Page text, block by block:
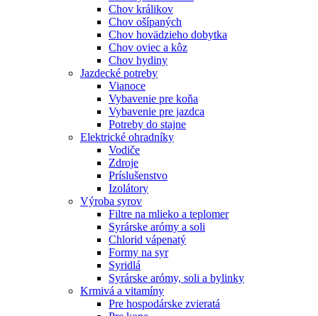
Chov králikov
Chov ošípaných
Chov hovädzieho dobytka
Chov oviec a kôz
Chov hydiny
Jazdecké potreby
Vianoce
Vybavenie pre koňa
Vybavenie pre jazdca
Potreby do stajne
Elektrické ohradníky
Vodiče
Zdroje
Príslušenstvo
Izolátory
Výroba syrov
Filtre na mlieko a teplomer
Syrárske arómy a soli
Chlorid vápenatý
Formy na syr
Syridlá
Syrárske arómy, soli a bylinky
Krmivá a vitamíny
Pre hospodárske zvieratá